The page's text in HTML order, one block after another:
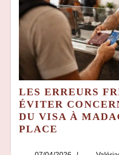
LES ERREURS
ÉVITER
DU VISA À
PLACE